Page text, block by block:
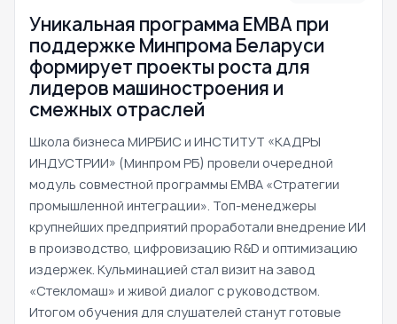
Уникальная программа ЕМВА при
поддержке Минпрома Беларуси
формирует проекты роста для
лидеров машиностроения и
смежных отраслей
Школа бизнеса МИРБИС и ИНСТИТУТ «КАДРЫ
ИНДУСТРИИ» (Минпром РБ) провели очередной
модуль совместной программы EMBA «Стратегии
промышленной интеграции». Топ-менеджеры
крупнейших предприятий проработали внедрение ИИ
в производство, цифровизацию R&D и оптимизацию
издержек. Кульминацией стал визит на завод
«Стекломаш» и живой диалог с руководством.
Итогом обучения для слушателей станут готовые